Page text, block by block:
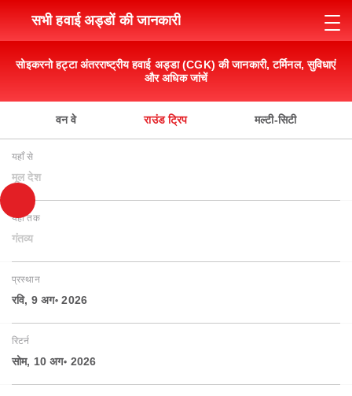
सभी हवाई अड्डों की जानकारी
सोइकरनो हट्टा अंतरराष्ट्रीय हवाई अड्डा (CGK) की जानकारी, टर्मिनल, सुविधाएं
और अधिक जांचें
वन वे राउंड ट्रिप मल्टी-सिटी
यहाँ से
मूल देश
यहाँ तक
गंतव्य
प्रस्थान
रवि, 9 अग॰ 2026
रिटर्न
सोम, 10 अग॰ 2026